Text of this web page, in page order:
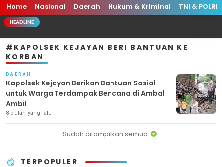
Swara Lin
Independent, Tajam & Profesional
Home Nasional Daerah Hukum & Kriminal TNI & POLRI
HEADLINE
#KAPOLSEK KEJAYAN BERI BANTUAN KE
KORBAN
DAERAH
Kapolsek Kejayan Berikan Bantuan Sosial
untuk Warga Terdampak Bencana di Ambal
Ambil
8 bulan yang lalu
Sudah ditampilkan semua
TERPOPULER